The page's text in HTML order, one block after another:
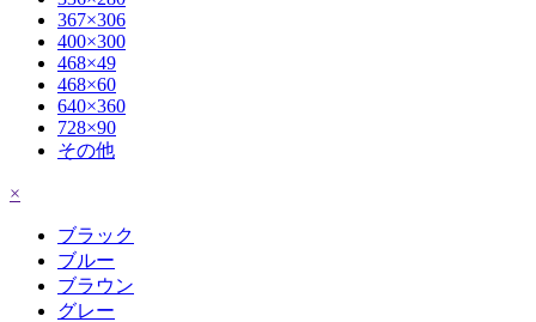
367×306
400×300
468×49
468×60
640×360
728×90
その他
×
ブラック
ブルー
ブラウン
グレー